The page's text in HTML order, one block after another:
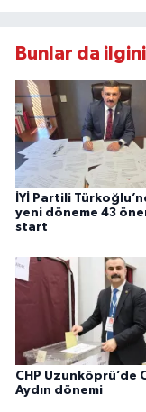
Bunlar da
İYİ Partili
yeni döneme 43
start
CHP Uzunköprü’de
Aydın dönemi